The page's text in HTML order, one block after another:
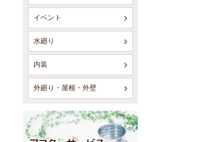
イベント
水廻り
内装
外廻り・屋根・外壁